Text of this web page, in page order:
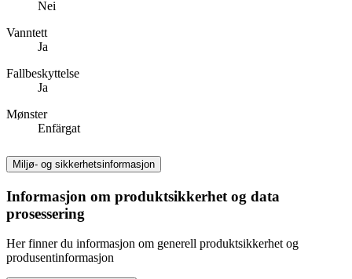
Nei
Vanntett
Ja
Fallbeskyttelse
Ja
Mønster
Enfärgat
Miljø- og sikkerhetsinformasjon
Informasjon om produktsikkerhet og data
prosessering
Her finner du informasjon om generell produktsikkerhet og
produsentinformasjon